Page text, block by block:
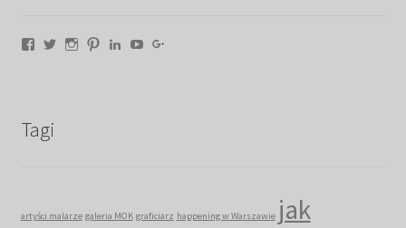
Facebook
TwitterInstagram
PinterestLinkedIn
YouTube
Tagi
artyści malarze galeria MOK graficiarz happening w Warszawie jak